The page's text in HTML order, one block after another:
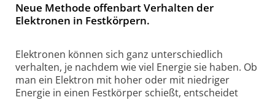
Neue Methode offenbart Verhalten der
Elektronen in Festkörpern.
Elektronen können sich ganz unterschiedlich
verhalten, je nachdem wie viel Energie sie haben. Ob
man ein Elektron mit hoher oder mit niedriger
Energie in einen Festkörper schießt, entscheidet